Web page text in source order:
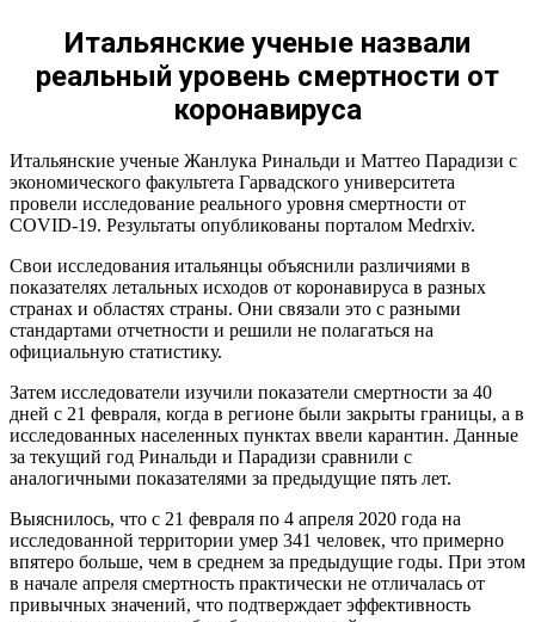
Итальянские ученые назвали
реальный уровень смертности от
коронавируса
Итальянские ученые Жанлука Ринальди и Маттео Парадизи с
экономического факультета Гарвадского университета
провели исследование реального уровня смертности от
COVID-19. Результаты опубликованы порталом Medrxiv.
Свои исследования итальянцы объяснили различиями в
показателях летальных исходов от коронавируса в разных
странах и областях страны. Они связали это с разными
стандартами отчетности и решили не полагаться на
официальную статистику.
Затем исследователи изучили показатели смертности за 40
дней с 21 февраля, когда в регионе были закрыты границы, а в
исследованных населенных пунктах ввели карантин. Данные
за текущий год Ринальди и Парадизи сравнили с
аналогичными показателями за предыдущие пять лет.
Выяснилось, что с 21 февраля по 4 апреля 2020 года на
исследованной территории умер 341 человек, что примерно
впятеро больше, чем в среднем за предыдущие годы. При этом
в начале апреля смертность практически не отличалась от
привычных значений, что подтверждает эффективность